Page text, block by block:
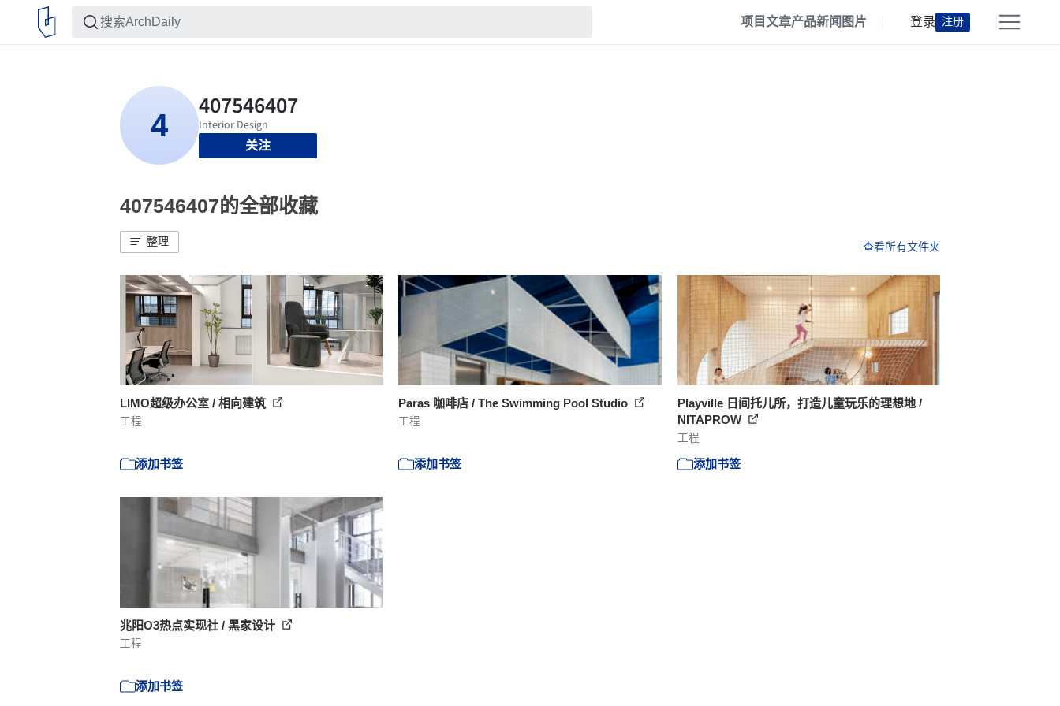
项目文章产品新闻 图片 登录 注册
关注
407546407的全部收藏
整理 查看所有文件夹
LIMO超级办公室 / 相向建筑
工程
添加书签
Paras 咖啡店 / The Swimming Pool Studio
工程
添加书签
Playville 日间托儿所，打造儿童玩乐的理想地 /
NITAPROW
工程
添加书签
兆阳O3热点实现社 / 黑家设计
工程
添加书签